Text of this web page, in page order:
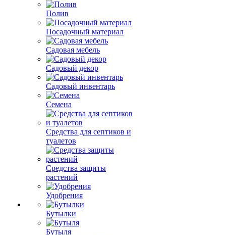
Полив
Посадочный материал
Садовая мебель
Садовый декор
Садовый инвентарь
Семена
Средства для септиков и
туалетов
Средства защиты
растений
Удобрения
Бутылки
Бутыля